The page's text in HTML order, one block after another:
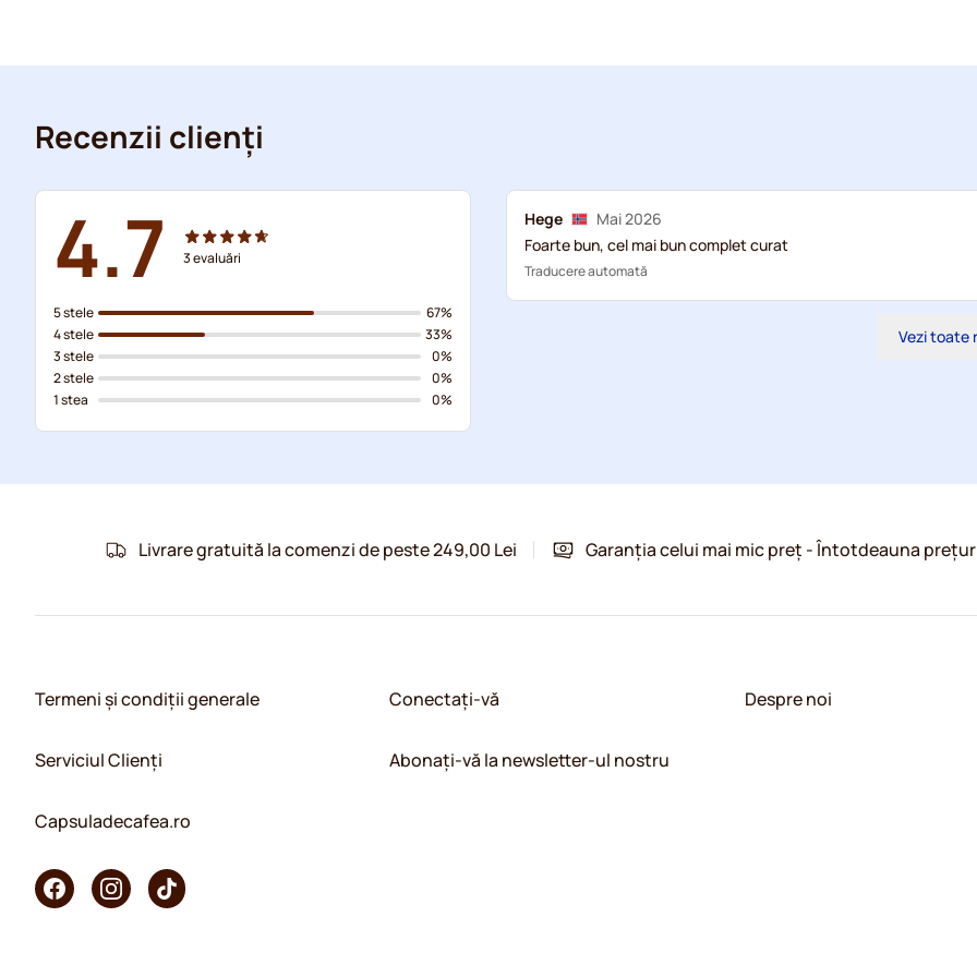
Recenzii clienți
4.7 3evaluări
5 stele
4 stele
3 stele
2 stele
1 stea
67%
33%
0%
0%
0%
Hege
Mai 2026
Foarte bun, cel mai bun complet curat
Traducere automată
Vezi toate
Livrare gratuită la comenzi de peste 249,00 Lei Garanția celui mai mic preț - Întotdeauna
Termeni și condiții generale
Serviciul Clienți
Capsuladecafea.ro
Conectați-vă
Abonați-vă la newsletter-ul nostru
Despre noi